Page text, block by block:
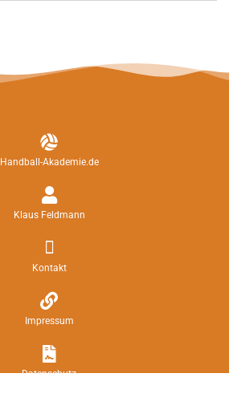
Handball-Akademie.de
Klaus Feldmann
Kontakt
Impressum
Datenschutz